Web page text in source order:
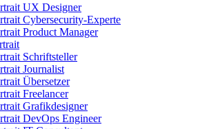
UX Designer
Cybersecurity-Experte
Product Manager
Schriftsteller
Journalist
Übersetzer
Freelancer
Grafikdesigner
DevOps Engineer